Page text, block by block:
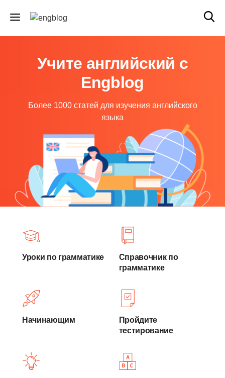
Учите английский с
Engblog
Более 1000 статей для изучения английского
языка
Уроки по грамматике
Справочник по
грамматике
Начинающим
Пройдите
тестирование